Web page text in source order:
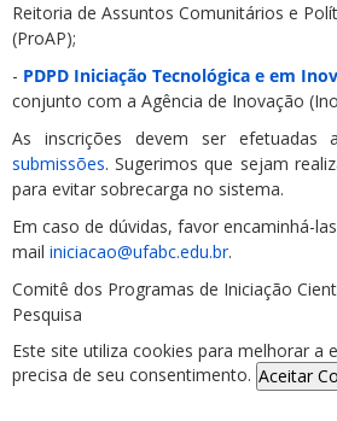
Reitoria de Assuntos Comunitários e
(ProAP);
- PDPD Iniciação Tecnológica e em
conjunto com a Agência de Inovação
As inscrições devem ser
submissões. Sugerimos que sejam
para evitar sobrecarga no sistema.
Em caso de dúvidas, favor encaminhá-
mail iniciacao@ufabc.edu.br.
Comitê dos Programas de Iniciação
Pesquisa
Este site utiliza cookies para melhorar a
precisa de seu consentimento. Aceitar